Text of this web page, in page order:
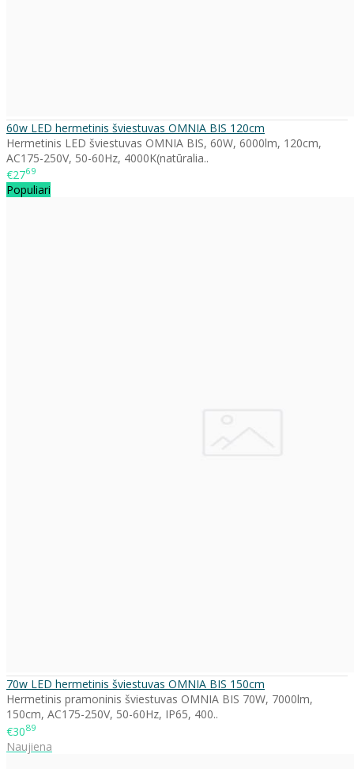
60w LED hermetinis šviestuvas OMNIA BIS 120cm
Hermetinis LED šviestuvas OMNIA BIS, 60W, 6000lm, 120cm,
AC175-250V, 50-60Hz, 4000K(natūralia..
€2769
Populiari
70w LED hermetinis šviestuvas OMNIA BIS 150cm
Hermetinis pramoninis šviestuvas OMNIA BIS 70W, 7000lm,
150cm, AC175-250V, 50-60Hz, IP65, 400..
€3089
Naujiena